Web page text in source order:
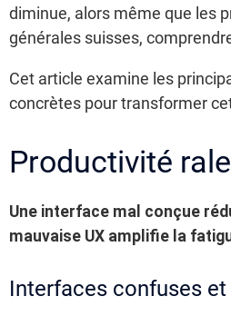
diminue, alors même que les
générales suisses,
Cet article examine les
concrètes pour transformer
Productivité
Une interface mal conçue
mauvaise UX amplifie la
Interfaces confuses